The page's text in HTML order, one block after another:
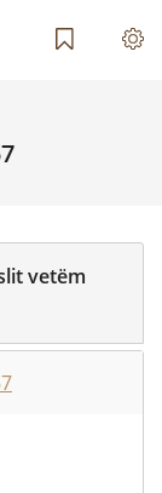
vetëm